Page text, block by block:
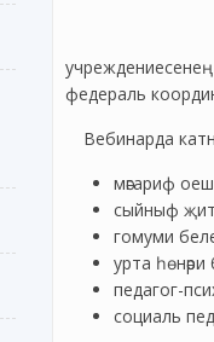
учреждениесенең
федераль
Вебинарда
мәгариф
сыйныф
гомуми
урта
педагог-
социаль